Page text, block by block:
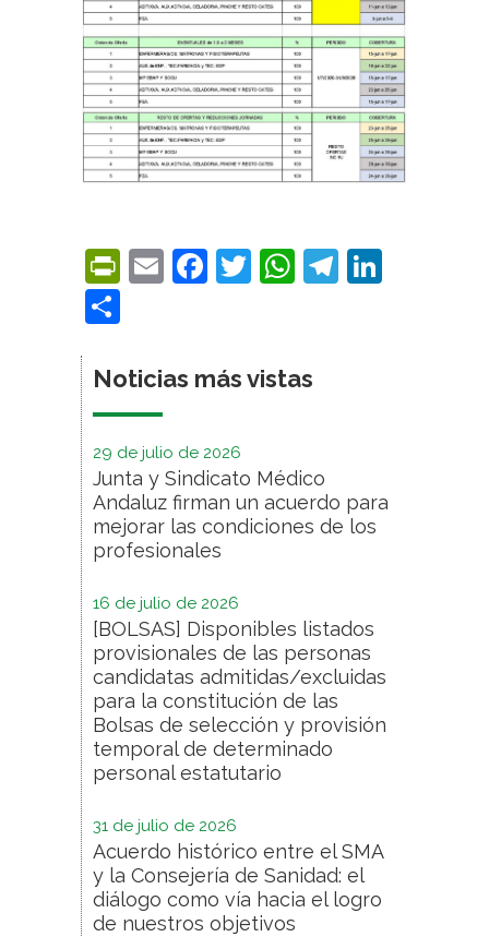
PrintFriendly
EmailFacebook
Twitter
WhatsApp
Noticias más vistas
29 de julio de 2026
Junta y Sindicato Médico
Andaluz firman un acuerdo para
mejorar las condiciones de los
profesionales
16 de julio de 2026
[BOLSAS] Disponibles listados
provisionales de las personas
candidatas admitidas/excluidas
para la constitución de las
Bolsas de selección y provisión
temporal de determinado
personal estatutario
31 de julio de 2026
Acuerdo histórico entre el SMA
y la Consejería de Sanidad: el
diálogo como vía hacia el logro
de nuestros objetivos